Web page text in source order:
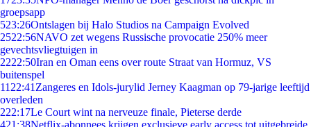
groepsapp
523:26Ontslagen bij Halo Studios na Campaign Evolved
2522:56NAVO zet wegens Russische provocatie 250% meer
gevechtsvliegtuigen in
2222:50Iran en Oman eens over route Straat van Hormuz, VS
buitenspel
11 22:41 Zangeres en Idols-jurylid Jerney Kaagman op 79-jarige leeftijd
overleden
222:17Le Court wint na nerveuze finale, Pieterse derde
421:38Netflix-abonnees krijgen exclusieve early access tot uitgebreide